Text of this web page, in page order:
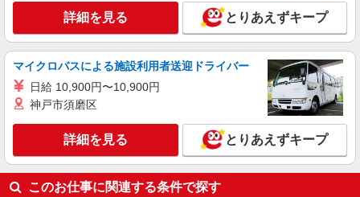
詳細を見る とりあえずキープ
マイクロバスによる施設利用者送迎ドライバー
日給 10,900円〜10,900円
神戸市須磨区
詳細を見る とりあえずキープ
このお仕事に関連する条件で探す